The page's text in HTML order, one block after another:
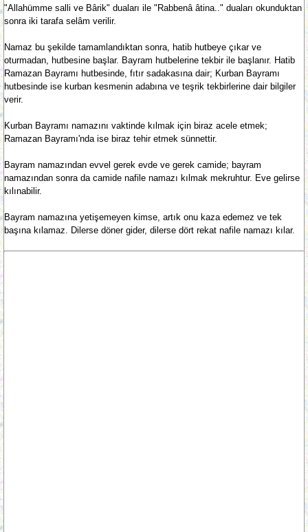
"Allahümme salli ve Bârik" duaları ile "Rabbenâ âtina.." duaları okunduktan
sonra iki tarafa selâm verilir.
Namaz bu şekilde tamamlandıktan sonra, hatib hutbeye çıkar ve
oturmadan, hutbesine başlar. Bayram hutbelerine tekbir ile başlanır. Hatib
Ramazan Bayramı hutbesinde, fıtır sadakasına dair; Kurban Bayramı
hutbesinde ise kurban kesmenin adabına ve teşrik tekbirlerine dair bilgiler
verir.
Kurban Bayramı namazını vaktinde kılmak için biraz acele etmek;
Ramazan Bayramı'nda ise biraz tehir etmek sünnettir.
Bayram namazından evvel gerek evde ve gerek camide; bayram
namazından sonra da camide nafile namazı kılmak mekruhtur. Eve gelirse
kılınabilir.
Bayram namazına yetişemeyen kimse, artık onu kaza edemez ve tek
başına kılamaz. Dilerse döner gider, dilerse dört rekat nafile namazı kılar.